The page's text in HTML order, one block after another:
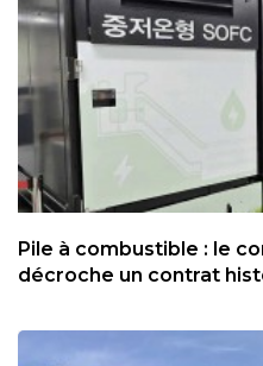
Pile à combustible : le
décroche un contrat